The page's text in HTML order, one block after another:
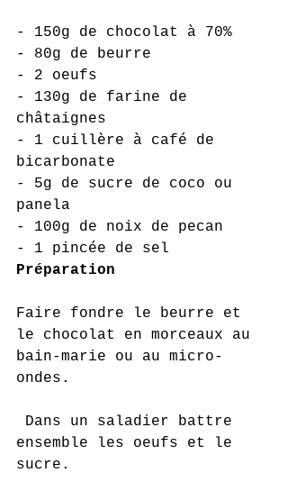
- 150g de chocolat à 70%
- 80g de beurre
- 2 oeufs
- 130g de farine de
châtaignes
- 1 cuillère à café de
bicarbonate
- 5g de sucre de coco ou
panela
- 100g de noix de pecan
- 1 pincée de sel
Préparation
Faire fondre le beurre et
le chocolat en morceaux au
bain-marie ou au micro-
ondes.
ensemble les oeufs et le
sucre.